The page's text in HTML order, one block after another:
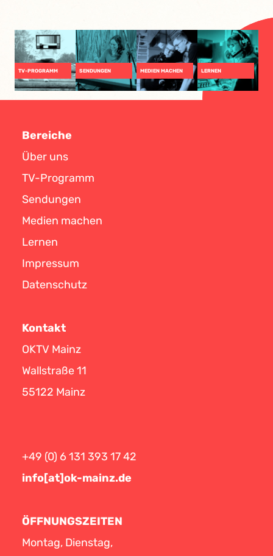
TV-PROGRAMM SENDUNGEN MEDIEN MACHEN LERNEN
Bereiche
Über uns
TV-Programm
Sendungen
Medien machen
Lernen
Impressum
Datenschutz
Kontakt
OKTV Mainz
Wallstraße 11
55122 Mainz
+49 (0) 6 131 393 17 42
info[at]ok-mainz.de
ÖFFNUNGSZEITEN
Montag, Dienstag,